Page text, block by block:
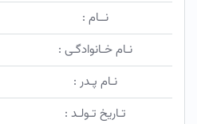
نــام :
نـام خـانوادگـی :
نـام پـدر :
تـاریخ تـولـد :